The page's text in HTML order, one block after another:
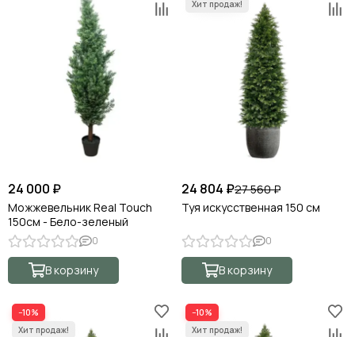
24 000 ₽
Можжевельник Real Touch
150см - Бело-зеленый
0
В корзину
24 804 ₽27 560 ₽
Туя искусственная 150 см
0
В корзину
−10% −10%